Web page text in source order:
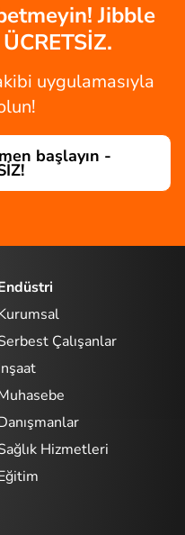
Jibble
uygulamasıyla
başlayın -
Çalışanlar
Hizmetleri